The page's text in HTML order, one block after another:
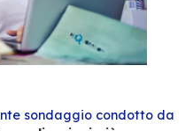
costo
e la competenza